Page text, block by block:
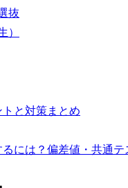
抜
）
と対策まとめ
には？偏差値・共通